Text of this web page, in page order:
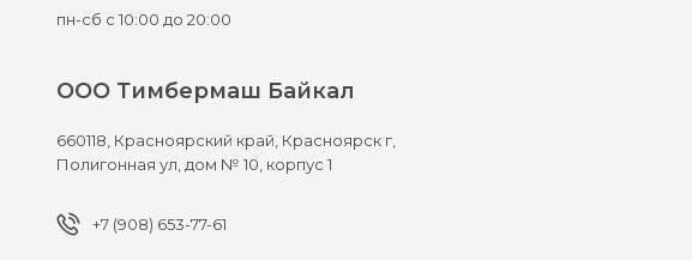
пн-сб с 10:00 до 20:00
ООО Тимбермаш Байкал
660118, Красноярский край, Красноярск г,
Полигонная ул, дом № 10, корпус 1
+7 (908) 653-77-61